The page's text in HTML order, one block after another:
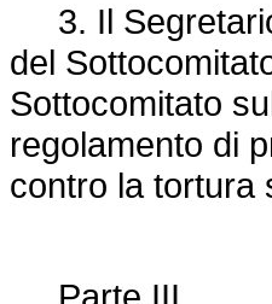
3. Il
del
Sottocomitato
regolamento di
contro la tortura